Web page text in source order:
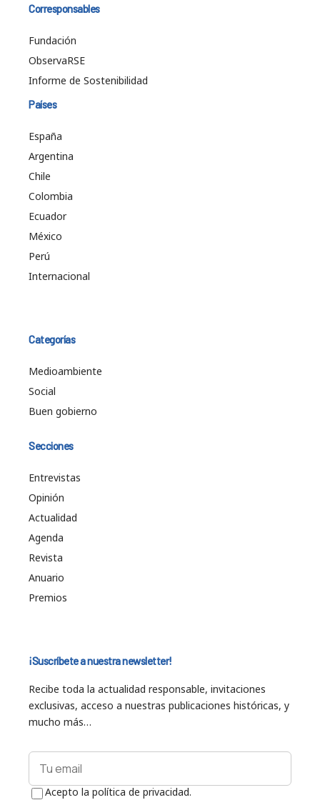
Corresponsables
Fundación
ObservaRSE
Informe de Sostenibilidad
Países
España
Argentina
Chile
Colombia
Ecuador
México
Perú
Internacional
Categorías
Medioambiente
Social
Buen gobierno
Secciones
Entrevistas
Opinión
Actualidad
Agenda
Revista
Anuario
Premios
¡Suscríbete a nuestra newsletter!
Recibe toda la actualidad responsable, invitaciones
exclusivas, acceso a nuestras publicaciones históricas, y
mucho más…
Acepto la política de privacidad.